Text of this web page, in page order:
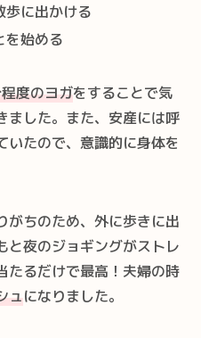
歩に出かける
を始める
度のヨガをすることで気
ました。また、安産には呼
いたので、意識的に身体を
がちのため、外に歩きに出
と夜のジョギングがストレ
たるだけで最高！夫婦の時
ュになりました。